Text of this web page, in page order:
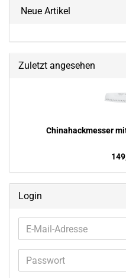
Neue Artikel
Zuletzt angesehen
Chi­na­hack­mes­ser
Login
E-
Mail-
Adresse
Passwort